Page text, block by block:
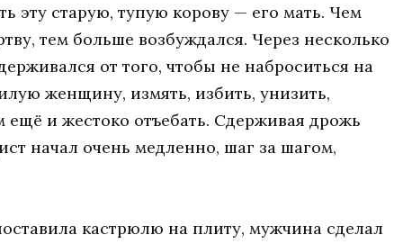
эту старую, тупую корову — его мать. Чем
тем больше возбуждался. Через несколько
от того, чтобы не наброситься на
женщину, измять, избить, унизить,
ещё и жестоко отъебать. Сдерживая дрожь
начал очень медленно, шаг за шагом,
кастрюлю на плиту, мужчина сделал